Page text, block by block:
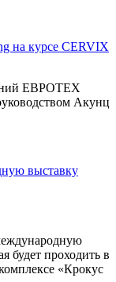
на курсе CERVIX
ЕВРОТЕХ
Акунц
выставку
будет проходить в
«Крокус